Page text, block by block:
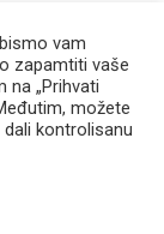
2024
vam
zapamtiti vaše
na „Prihvati
možete
kontrolisanu